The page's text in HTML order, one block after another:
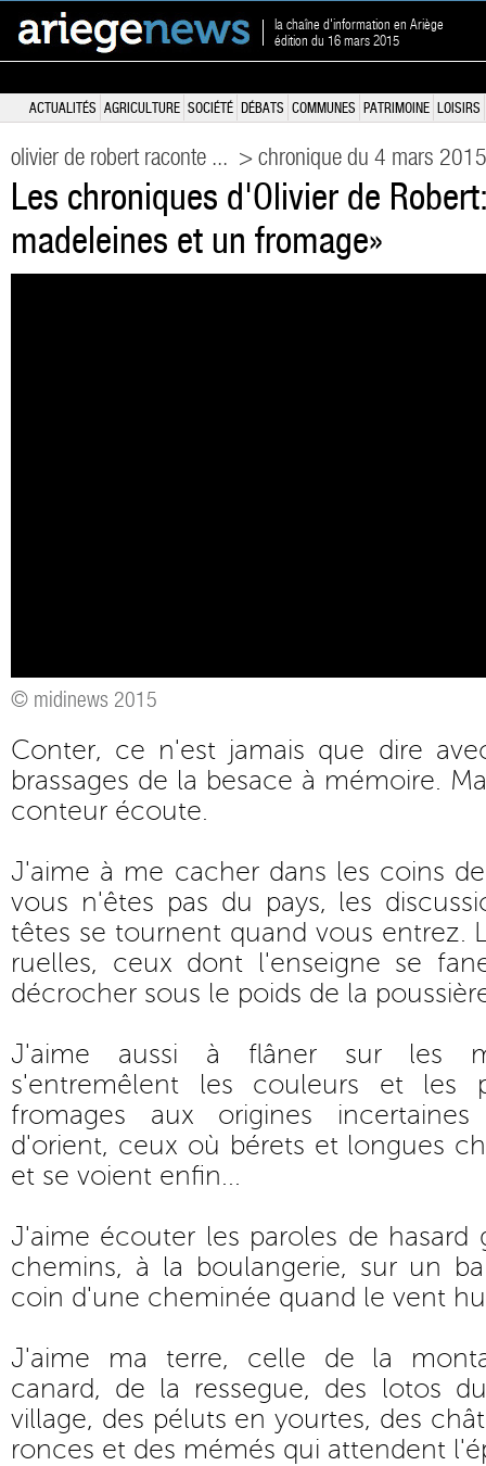
la chaîne d'information en Ariège
édition du 16 mars 2015
ACTUALITÉS AGRICULTURE SOCIÉTÉ DÉBATS COMMUNES PATRIMOINE LOISIRS
olivier de robert raconte ... > chronique du 4 mars 2015
Les chroniques d'Olivier de
madeleines et un fromage»
© midinews 2015
Conter, ce n'est jamais que dire
brassages de la besace à mémoire.
conteur écoute.
J'aime à me cacher dans les coins
vous n'êtes pas du pays, les
têtes se tournent quand vous entrez.
ruelles, ceux dont l'enseigne se
décrocher sous le poids de la
J'aime aussi à flâner sur les
s'entremêlent les couleurs et les
fromages aux origines incertaines
d'orient, ceux où bérets et longues
et se voient enfin...
J'aime écouter les paroles de hasard
chemins, à la boulangerie, sur un
coin d'une cheminée quand le vent
J'aime ma terre, celle de la
canard, de la ressegue, des lotos
village, des péluts en yourtes, des
ronces et des mémés qui attendent